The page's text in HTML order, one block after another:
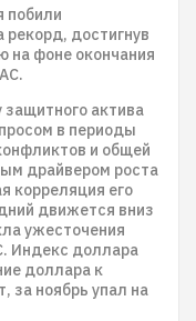
побили
рекорд, достигнув
на фоне окончания
актива
в периоды
и общей
драйвером роста
корреляция его
движется вниз
ужесточения
Индекс доллара
доллара к
за ноябрь упал на